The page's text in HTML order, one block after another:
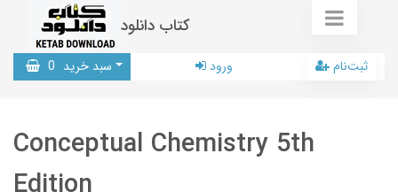
کتاب دانلود
سبد خرید 0 ورود ثبت‌نام
Conceptual Chemistry 5th